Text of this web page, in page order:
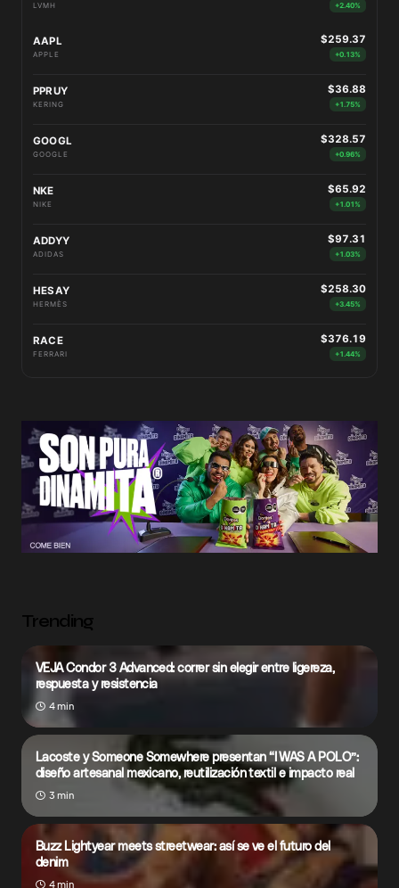
LVMH +2.40%
AAPL
APPLE
$259.37
+0.13%
PPRUY
KERING
$36.88
+1.75%
GOOGL
GOOGLE
$328.57
+0.96%
NKE
NIKE
$65.92
+1.01%
ADDYY
ADIDAS
$97.31
+1.03%
HESAY
HERMÈS
$258.30
+3.45%
RACE
FERRARI
$376.19
+1.44%
Trending
VEJA Condor 3 Advanced: correr sin elegir entre ligereza,
respuesta y resistencia
4 min
Lacoste y Someone Somewhere presentan “I WAS A POLO”:
diseño artesanal mexicano, reutilización textil e impacto real
3 min
Buzz Lightyear meets streetwear: así se ve el futuro del
denim
4 min